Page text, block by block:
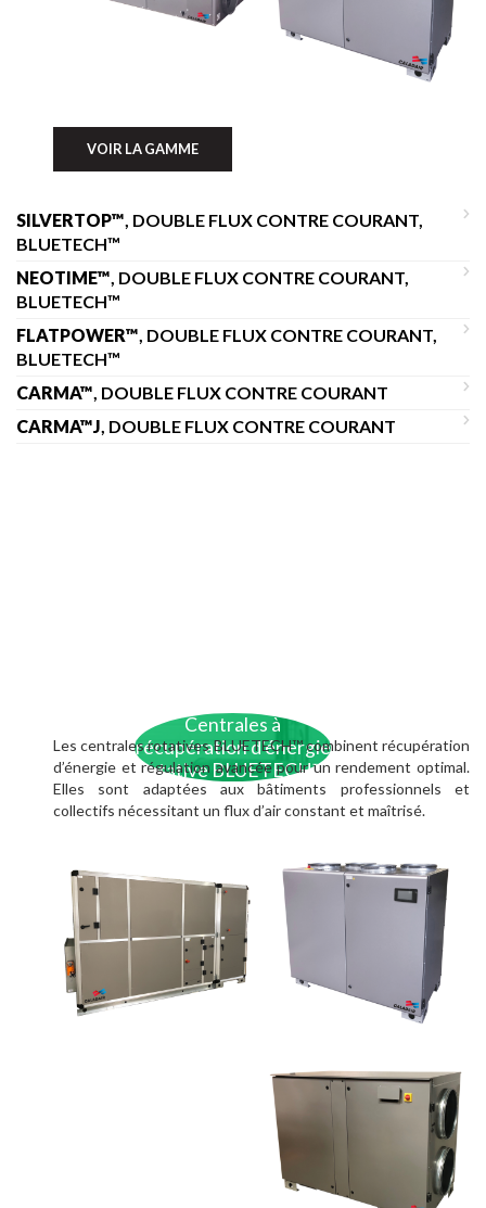
VOIR LA GAMME
SILVERTOP™, DOUBLE FLUX CONTRE COURANT,
BLUETECH™
NEOTIME™, DOUBLE FLUX CONTRE COURANT,
BLUETECH™
FLATPOWER™, DOUBLE FLUX CONTRE COURANT,
BLUETECH™
CARMA™, DOUBLE FLUX CONTRE COURANT
CARMA™J, DOUBLE FLUX CONTRE COURANT
Centrales à
récupération d'énergie
rotative BLUETECH™
Les centrales rotatives BLUETECH™ combinent récupération
d’énergie et régulation avancée pour un rendement optimal.
Elles sont adaptées aux bâtiments professionnels et
collectifs nécessitant un flux d’air constant et maîtrisé.